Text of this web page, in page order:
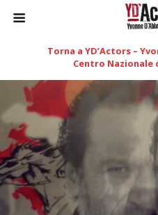
Torna a YD’Actors –
Centro Nazionale